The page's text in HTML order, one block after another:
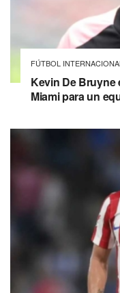
FÚTBOL INTERNACIONAL
Kevin De Bruyne
Miami para un